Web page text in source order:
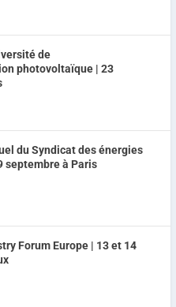
de
photovoltaïque | 23
du Syndicat des énergies
septembre à Paris
Forum Europe | 13 et 14